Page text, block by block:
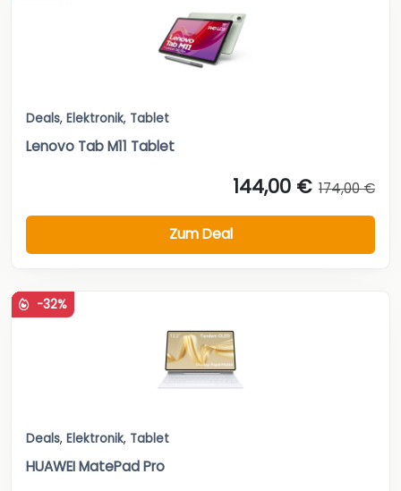
Deals, Elektronik, Tablet
Lenovo Tab M11 Tablet
144,00 € 174,00 €
Zum Deal
-32%
Deals, Elektronik, Tablet
HUAWEI MatePad Pro